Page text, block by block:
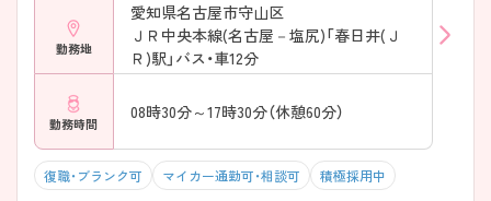
勤務地
愛知県名古屋市守山区
ＪＲ中央本線(名古屋－塩尻)「春日井(Ｊ
Ｒ)駅」バス・車12分
勤務時間
08時30分～17時30分（休憩60分）
復職・ブランク可 マイカー通勤可・相談可 積極採用中